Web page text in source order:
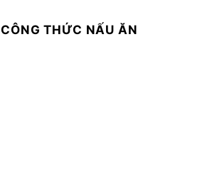
CÔNG THỨC NẤU ĂN